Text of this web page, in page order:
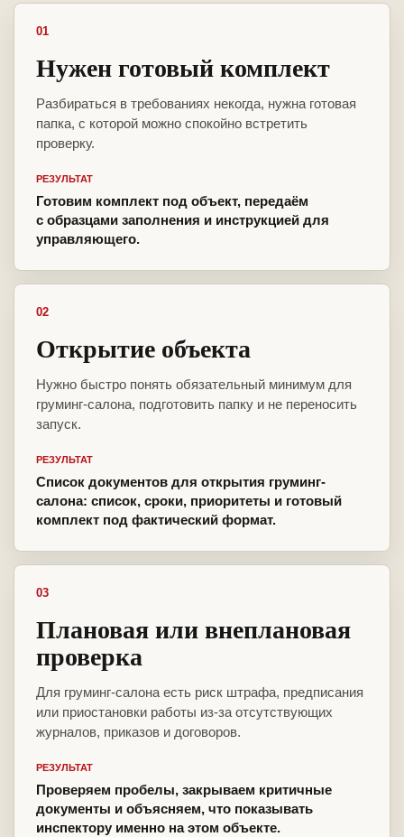
01
Нужен готовый комплект
Разбираться в требованиях некогда, нужна готовая
папка, с которой можно спокойно встретить
проверку.
РЕЗУЛЬТАТ
Готовим комплект под объект, передаём
с образцами заполнения и инструкцией для
управляющего.
02
Открытие объекта
Нужно быстро понять обязательный минимум для
груминг-салона, подготовить папку и не переносить
запуск.
РЕЗУЛЬТАТ
Список документов для открытия груминг-
салона: список, сроки, приоритеты и готовый
комплект под фактический формат.
03
Плановая или внеплановая
проверка
Для груминг-салона есть риск штрафа, предписания
или приостановки работы из-за отсутствующих
журналов, приказов и договоров.
РЕЗУЛЬТАТ
Проверяем пробелы, закрываем критичные
документы и объясняем, что показывать
инспектору именно на этом объекте.